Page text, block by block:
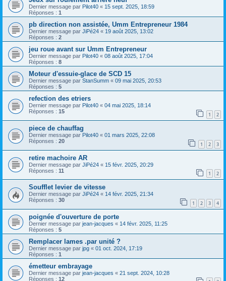
Dernier message par Pilot40 « 15 sept. 2025, 18:59
Réponses : 1
pb direction non assistée, Umm Entrepreneur 1984
Dernier message par JiPé24 « 19 août 2025, 13:02
Réponses : 2
jeu roue avant sur Umm Entrepreneur
Dernier message par Pilot40 « 08 août 2025, 17:04
Réponses : 8
Moteur d'essuie-glace de SCD 15
Dernier message par StanSumm « 09 mai 2025, 20:53
Réponses : 5
refection des etriers
Dernier message par Pilot40 « 04 mai 2025, 18:14
Réponses : 15 1 2
piece de chauffag
Dernier message par Pilot40 « 01 mars 2025, 22:08
Réponses : 20 1 2 3
retire machoire AR
Dernier message par JiPé24 « 15 févr. 2025, 20:29
Réponses : 11 1 2
Soufflet levier de vitesse
Dernier message par JiPé24 « 14 févr. 2025, 21:34
Réponses : 30 1 2 3 4
poignée d'ouverture de porte
Dernier message par jean-jacques « 14 févr. 2025, 11:25
Réponses : 5
Remplacer lames .par unité ?
Dernier message par jpg « 01 oct. 2024, 17:19
Réponses : 1
émetteur embrayage
Dernier message par jean-jacques « 21 sept. 2024, 10:28
Réponses : 12